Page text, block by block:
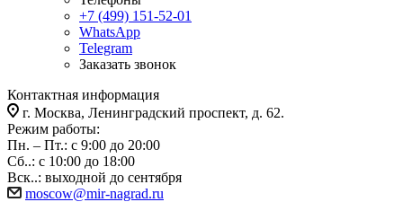
+7 (499) 151-52-01
WhatsApp
Telegram
Заказать звонок
Контактная информация
г. Москва, Ленинградский проспект, д. 62.
Режим работы:
Пн. – Пт.: с 9:00 до 20:00
Сб..: с 10:00 до 18:00
Вск..: выходной до сентября
moscow@mir-nagrad.ru